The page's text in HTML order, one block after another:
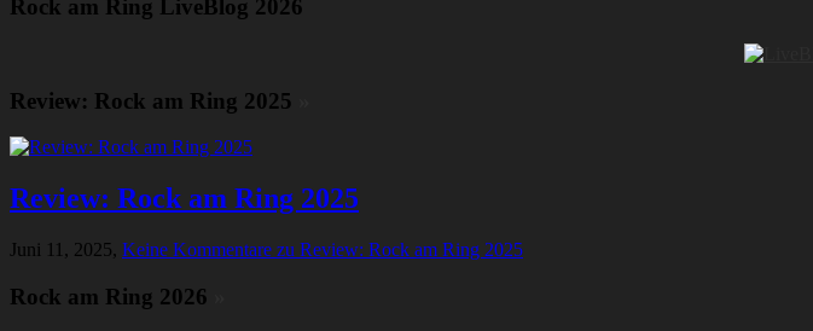
Rock am Ring LiveBlog 2026
Review: Rock am Ring 2025
Review: Rock am Ring 2025
Juni 11, 2025, Keine Kommentare zu Review: Rock am Ring 2025
Rock am Ring 2026